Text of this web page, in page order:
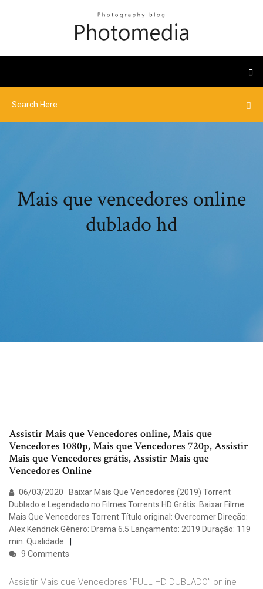
Mais que vencedores online
dublado hd
Assistir Mais que Vencedores online, Mais que
Vencedores 1080p, Mais que Vencedores 720p, Assistir
Mais que Vencedores grátis, Assistir Mais que
Vencedores Online
06/03/2020 · Baixar Mais Que Vencedores (2019) Torrent
Dublado e Legendado no Filmes Torrents HD Grátis. Baixar Filme:
Mais Que Vencedores Torrent Título original: Overcomer Direção:
Alex Kendrick Gênero: Drama 6.5 Lançamento: 2019 Duração: 119
min. Qualidade
9 Comments
Assistir Mais que Vencedores ”FULL HD DUBLADO” online